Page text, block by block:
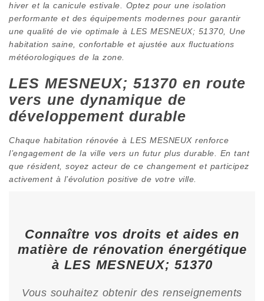
hiver et la canicule estivale. Optez pour une isolation
performante et des équipements modernes pour garantir
une qualité de vie optimale à LES MESNEUX; 51370, Une
habitation saine, confortable et ajustée aux fluctuations
météorologiques de la zone.
LES MESNEUX; 51370 en route
vers une dynamique de
développement durable
Chaque habitation rénovée à LES MESNEUX renforce
l’engagement de la ville vers un futur plus durable. En tant
que résident, soyez acteur de ce changement et participez
activement à l’évolution positive de votre ville.
Connaître vos droits et aides en
matière de rénovation énergétique
à LES MESNEUX; 51370
Vous souhaitez obtenir des renseignements